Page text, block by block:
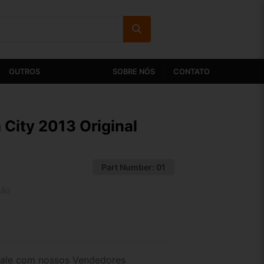
OUTROS SOBRE NÓS CONTATO
City 2013 Original
Part Number: 01
com nossos Vendedores